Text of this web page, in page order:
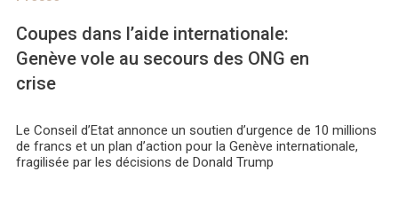
Coupes dans l’aide internationale:
Genève vole au secours des ONG en
crise
Le Conseil d’Etat annonce un soutien d’urgence de 10 millions
de francs et un plan d’action pour la Genève internationale,
fragilisée par les décisions de Donald Trump